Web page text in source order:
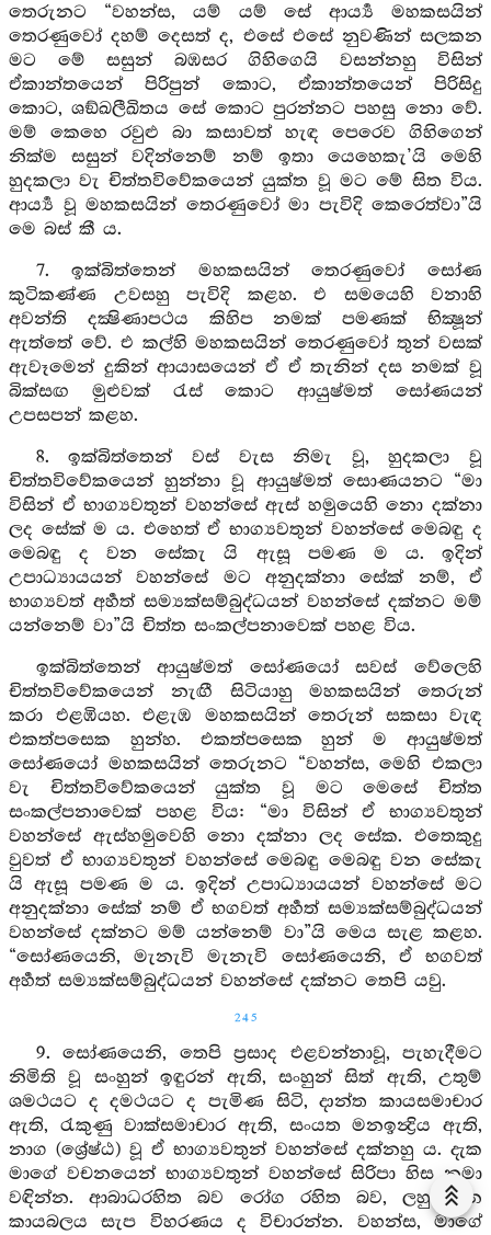
තෙරුනට “වහන්ස, යම් යම් සේ ආර්‍ය්‍ය මහකසයින්
තෙරණුවෝ දහම් දෙසත් ද, එසේ එසේ නුවණින් සලකන
මට මේ සසුන් බඹසර ගිහිගෙයි වසන්නහු විසින්
ඒකාන්තයෙන් පිරිපුන් කොට, ඒකාන්තයෙන් පිරිසිදු
කොට, ශඞ්ඛලීඛිතය සේ කොට පුරන්නට පහසු නො වේ.
මම් කෙහෙ රවුළු බා කසාවත් හැඳ පෙරෙව ගිහිගෙන්
නික්ම සසුන් වදින්නෙම් නම් ඉතා යෙහෙකැ’යි මෙහි
හුදකලා වැ චිත්තවිවේකයෙන් යුක්ත වූ මට මේ සිත විය.
ආර්‍ය්‍ය වූ මහකසයින් තෙරණුවෝ මා පැවිදි කෙරෙත්වා”යි
මෙ බස් කී ය.
7. ඉක්බිත්තෙන් මහකසයින් තෙරණුවෝ සෝණ
කුටිකණ්ණ උවසහු පැවිදි කළහ. එ සමයෙහි වනාහි
අවන්ති දක්‍ෂිණාපථය කිහිප නමක් පමණක් භික්‍ෂූන්
ඇත්තේ වේ. එ කල්හි මහකසයින් තෙරණුවෝ තුන් වසක්
ඇවෑමෙන් දුකින් ආයාසයෙන් ඒ ඒ තැනින් දස නමක් වූ
බික්සඟ මුළුවක් රැස් කොට ආයුෂ්මත් සෝණයන්
උපසපන් කළහ.
8. ඉක්බිත්තෙන් වස් වැස නිමැ වූ, හුදකලා වූ
චිත්තවිවේකයෙන් හුන්නා වූ ආයුෂ්මත් සොණයනට “මා
විසින් ඒ භාග්‍යවතුන් වහන්සේ ඇස් හමුයෙහි නො දක්නා
ලද සේක් ම ය. එහෙත් ඒ භාග්‍යවතුන් වහන්සේ මෙබඳු ද
මෙබඳු ද වන සේකැ යි ඇසූ පමණ ම ය. ඉදින්
උපාධ්‍යායයන් වහන්සේ මට අනුදක්නා සේක් නම්, ඒ
භාග්‍යවත් අර්‍හත් සම්‍යක්සම්බුද්ධයන් වහන්සේ දක්නට මම්
යන්නෙම් වා”යි චිත්ත සංකල්පනාවෙක් පහළ විය.
ඉක්බිත්තෙන් ආයුෂ්මත් සෝණයෝ සවස් වේලෙහි
චිත්තවිවේකයෙන් නැඟී සිටියාහු මහකසයින් තෙරුන්
කරා එළඹියහ. එළැඹ මහකසයින් තෙරුන් සකසා වැඳ
එකත්පසෙක හුන්හ. එකත්පසෙක හුන් ම ආයුෂ්මත්
සෝණයෝ මහකසයින් තෙරුනට “වහන්ස, මෙහි එකලා
වැ චිත්තවිවේකයෙන් යුක්ත වූ මට මෙසේ චිත්ත
සංකල්පනාවෙක් පහළ විය: “මා විසින් ඒ භාග්‍යවතුන්
වහන්සේ ඇස්හමුවෙහි නො දක්නා ලද සේක. එතෙකුදු
වුවත් ඒ භාග්‍යවතුන් වහන්සේ මෙබඳු මෙබඳු වන සේකැ
යි ඇසූ පමණ ම ය. ඉදින් උපාධ්‍යායයන් වහන්සේ මට
අනුදක්නා සේක් නම් ඒ භගවත් අර්‍හත් සම්‍යක්සම්බුද්ධයන්
වහන්සේ දක්නට මම් යන්නෙම් වා”යි මෙය සැළ කළහ.
“සෝණයෙනි, මැනැවි මැනැවි සෝණයෙනි, ඒ භගවත්
අර්‍හත් සම්‍යක්සම්බුද්ධයන් වහන්සේ දක්නට තෙපි යවු.
245
9. සෝණයෙනි, තෙපි ප්‍රසාද එළවන්නාවූ, පැහැදීමට
නිමිති වූ සංහුන් ඉඳුරන් ඇති, සංහුන් සිත් ඇති, උතුම්
ශමථයට ද දමථයට ද පැමිණ සිටි, දාන්ත කායසමාචාර
ඇති, රැකුණු වාක්සමාචාර ඇති, සංයත මනඉන්‍ද්‍රිය ඇති,
නාග (ශ්‍රේෂ්ඨ) වූ ඒ භාග්‍යවතුන් වහන්සේ දක්නහු ය. දැක
මාගේ වචනයෙන් භාග්‍යවතුන් වහන්සේ සිරිපා හිස නමා
වඳින්න. ආබාධරහිත බව රෝග රහිත බව, ලහුට්ඨාන
කායබලය සැප විහරණය ද විචාරන්න. වහන්ස, මාගේ